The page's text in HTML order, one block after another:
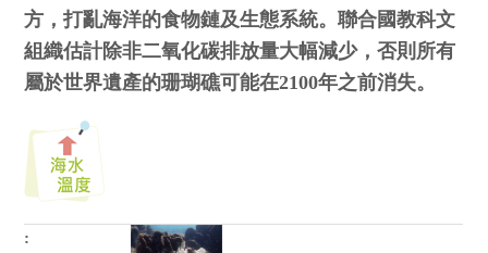
方，打亂海洋的食物鏈及生態系統。聯合國教科文
組織估計除非二氧化碳排放量大幅減少，否則所有
屬於世界遺產的珊瑚礁可能在2100年之前消失。